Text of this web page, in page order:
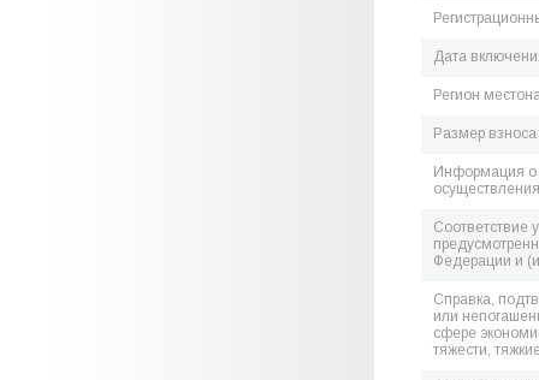
Дата
Регион
Размер
Информация о
Соответствие
Федерации и
Справка,
или
сфере
тяжести,